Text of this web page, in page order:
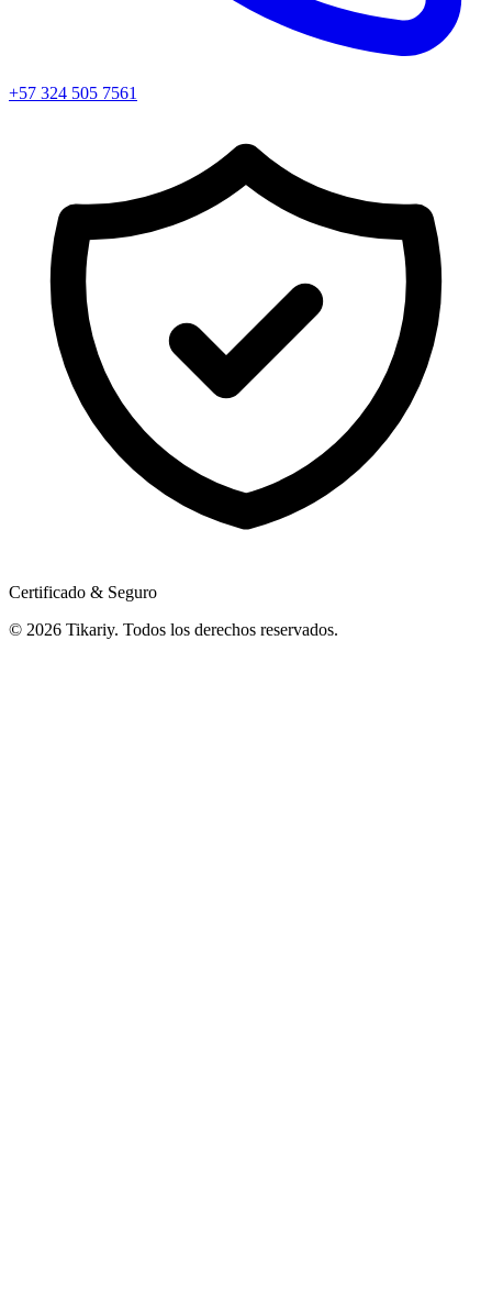
+57 324 505 7561
Certificado & Seguro
© 2026 Tikariy. Todos los derechos reservados.